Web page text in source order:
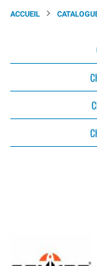
ACCUEIL